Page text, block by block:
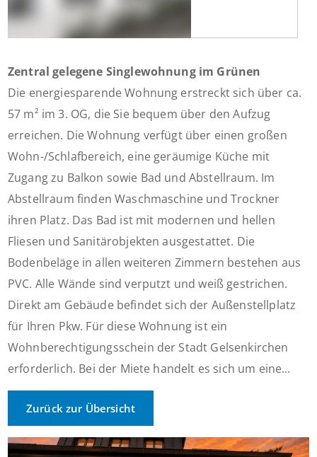
Zentral gelegene Singlewohnung im Grünen
Die energiesparende Wohnung erstreckt sich über ca.
57 m² im 3. OG, die Sie bequem über den Aufzug
erreichen. Die Wohnung verfügt über einen großen
Wohn-/Schlafbereich, eine geräumige Küche mit
Zugang zu Balkon sowie Bad und Abstellraum. Im
Abstellraum finden Waschmaschine und Trockner
ihren Platz. Das Bad ist mit modernen und hellen
Fliesen und Sanitärobjekten ausgestattet. Die
Bodenbeläge in allen weiteren Zimmern bestehen aus
PVC. Alle Wände sind verputzt und weiß gestrichen.
Direkt am Gebäude befindet sich der Außenstellplatz
für Ihren Pkw. Für diese Wohnung ist ein
Wohnberechtigungsschein der Stadt Gelsenkirchen
erforderlich. Bei der Miete handelt es sich um eine...
Zurück zur Übersicht